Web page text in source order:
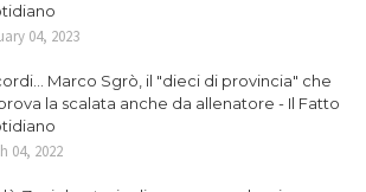
04, 2023
Marco Sgrò, il "dieci di provincia" che
la scalata anche da allenatore - Il Fatto
04, 2022